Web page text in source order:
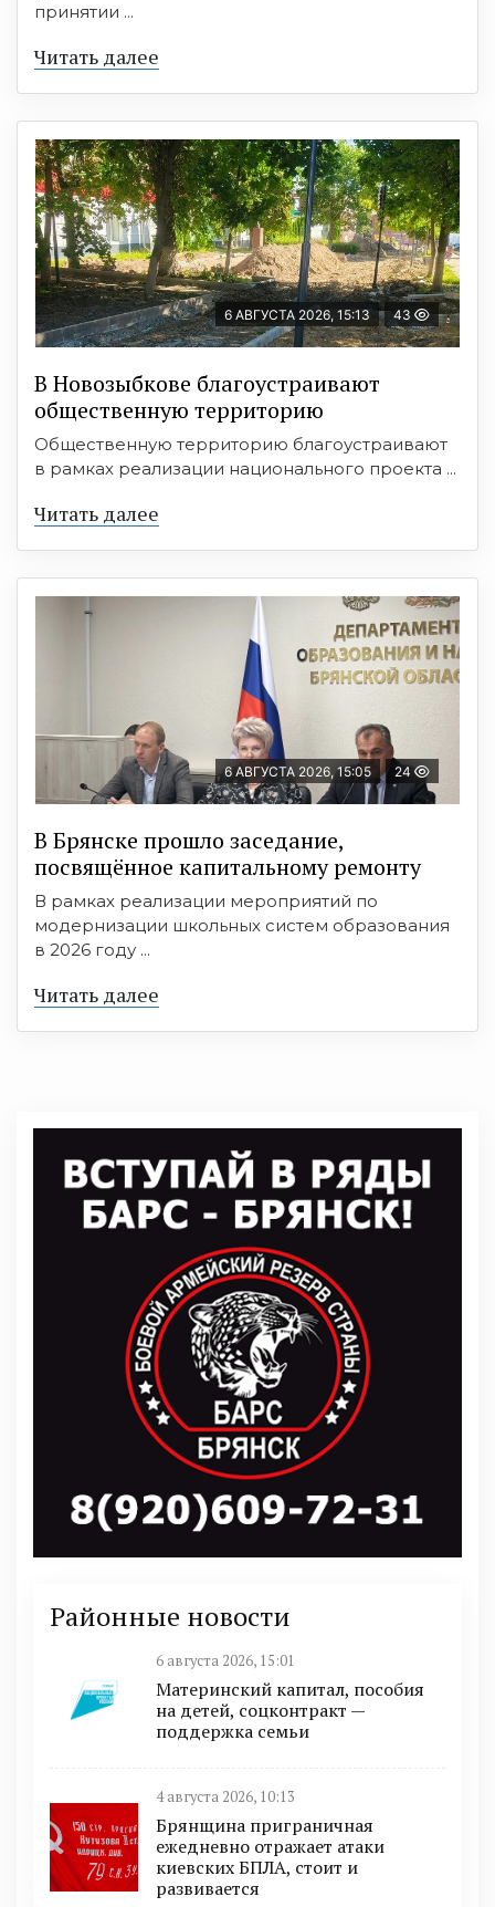
принятии ...
Читать далее
6 АВГУСТА 2026, 15:13 43
В Новозыбкове благоустраивают
общественную территорию
Общественную территорию благоустраивают
в рамках реализации национального проекта ...
Читать далее
6 АВГУСТА 2026, 15:05 24
В Брянске прошло заседание,
посвящённое капитальному ремонту
В рамках реализации мероприятий по
модернизации школьных систем образования
в 2026 году ...
Читать далее
Районные новости
6 августа 2026, 15:01
Материнский капитал, пособия
на детей, соцконтракт —
поддержка семьи
4 августа 2026, 10:13
Брянщина приграничная
ежедневно отражает атаки
киевских БПЛА, стоит и
развивается